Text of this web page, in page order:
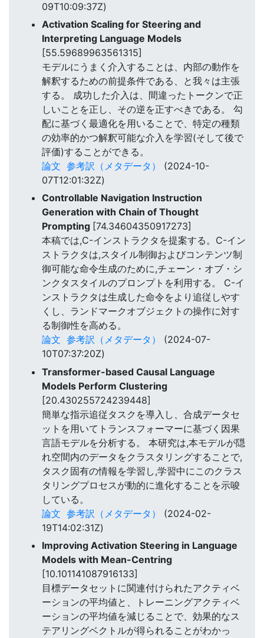
09T10:09:37Z)
Activation Scaling for Steering and
Interpreting Language Models
[55.59689963561315]
モデルにうまく介入することは、内部の動作を
解釈するための前提条件である、と我々は主張
する。 成功した介入は、間違ったトークンで正
しいことを正し、その逆を正すべきである。 勾
配に基づく最適化を用いることで、特定の種類
の効率的かつ解釈可能な介入を学習(そして後で
評価)することができる。
論文 参考訳（メタデータ）
(2024-10-
07T12:01:32Z)
Controllable Navigation Instruction
Generation with Chain of Thought
Prompting [74.34604350917273]
本稿では,C-インストラクタを提案する。C-イン
ストラクタは,スタイル制御およびコンテンツ制
御可能な命令生成のために,チェーン・オブ・シ
ンクタスタイルのプロンプトを利用する。 C-イ
ンストラクタは生成した命令をより追従しやす
くし、ランドマークオブジェクトの操作に対す
る制御性を高める。
論文 参考訳（メタデータ）
(2024-07-
10T07:37:20Z)
Transformer-based Causal Language
Models Perform Clustering
[20.430255724239448]
簡単な指示追従タスクを導入し、合成データセ
ットを用いてトランスフォーマーに基づく因果
言語モデルを分析する。 本研究は,本モデルが隠
れ空間内のデータをクラスタリングすることで,
タスク固有の情報を学習し,学習中にこのクラス
タリングプロセスが動的に進化することを示唆
している。
論文 参考訳（メタデータ）
(2024-02-
19T14:02:31Z)
Improving Activation Steering in Language
Models with Mean-Centring
[10.101141087916133]
目標データセットに関連付けられたアクティベ
ーションの平均値と、トレーニングアクティベ
ーションの平均値を減じることで、効果的なス
テアリングベクトルが得られることがわかっ